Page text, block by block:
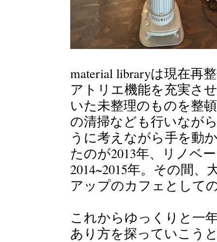
material libraryは現在再
アトリエ機能を充実さ
いた未整理のものを整
の清掃なども行いなが
うに考えながら手を動
たのが2013年、リノベ
2014~2015年。その間、
アップのカフェとして
これからゆっくりと一
あり方を探っていこう